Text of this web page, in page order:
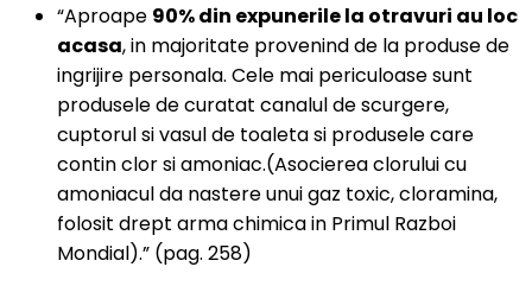
“Aproape 90% din expunerile la otravuri au loc
acasa, in majoritate provenind de la produse de
ingrijire personala. Cele mai periculoase sunt
produsele de curatat canalul de scurgere,
cuptorul si vasul de toaleta si produsele care
contin clor si amoniac.(Asocierea clorului cu
amoniacul da nastere unui gaz toxic, cloramina,
folosit drept arma chimica in Primul Razboi
Mondial).” (pag. 258)